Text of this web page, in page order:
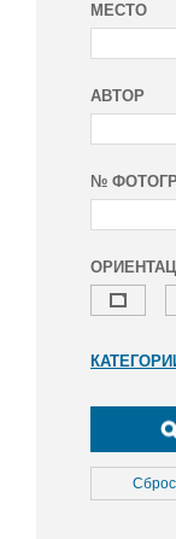
МЕСТО
АВТОР
№
Досуг,